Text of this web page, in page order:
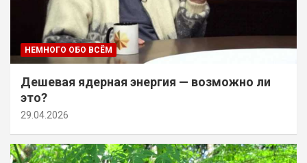
НЕМНОГО ОБО ВСЁМ
Дешевая ядерная энергия — возможно ли
это?
29.04.2026